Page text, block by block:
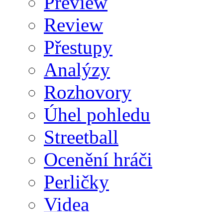
Review
Přestupy
Analýzy
Rozhovory
Úhel pohledu
Streetball
Ocenění hráči
Perličky
Videa